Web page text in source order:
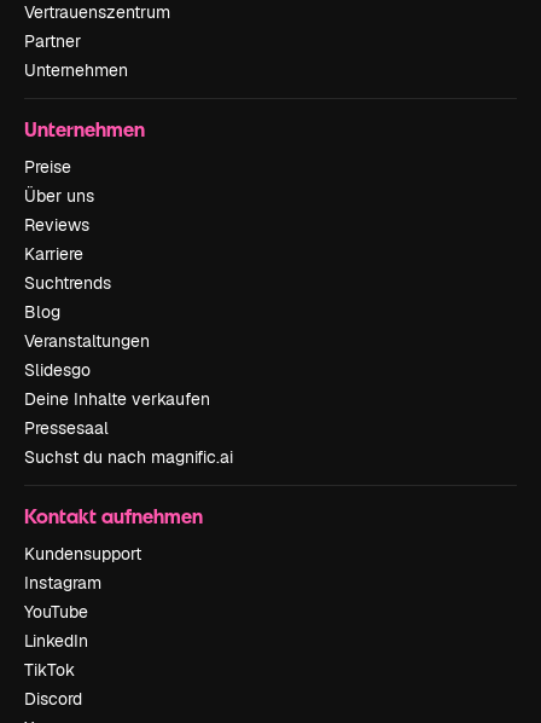
Vertrauenszentrum
Partner
Unternehmen
Unternehmen
Preise
Über uns
Reviews
Karriere
Suchtrends
Blog
Veranstaltungen
Slidesgo
Deine Inhalte verkaufen
Pressesaal
Suchst du nach magnific.ai
Kontakt aufnehmen
Kundensupport
Instagram
YouTube
LinkedIn
TikTok
Discord